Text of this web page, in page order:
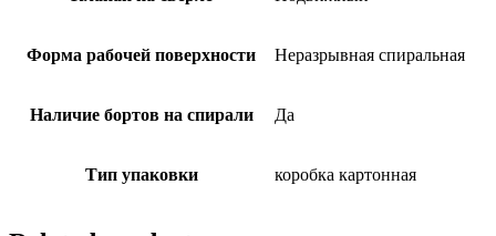
Форма рабочей поверхности Неразрывная спиральная
Наличие бортов на спирали Да
Тип упаковки коробка картонная